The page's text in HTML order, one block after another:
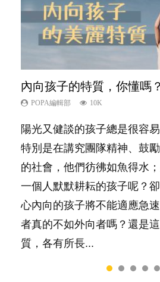
內向孩子的特質，你懂嗎？
POPA編輯部 10K
陽光又健談的孩子總是很容
特別是在講究團隊精神、鼓
的社會，他們彷彿如魚得水
一個人默默耕耘的孩子呢？
心內向的孩子將不能適應急
者真的不如外向者嗎？還是
質，各有所長...
想孩子學好外語，點做好？
POPA編輯部 9.9K
有人話學多種語言越早開始
間太多語言，會令孩子感到
非？聽聽專家怎樣說，解開
夫妻必看！經營婚姻，沒捷
POPA編輯部 22.9K
你是不是也曾經以為只要跟
然能走到白頭，但生了孩子
料？ 經營婚姻，不如我們想
是大家說得那麼難。一起來
新手父母不用怕
POPA編輯部 16.3K
相信許多人初為人父母，由
落地，心中都有數之不盡的
合我們以往製作過的相關短
跟你同行～...
孩子能力天注定？
POPA編輯部 7.9K
很多父母都希望孩子係個「
太差，日常自理井井有條。
一，還是魚與熊掌，不能兼